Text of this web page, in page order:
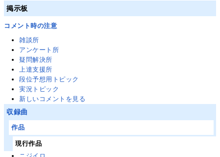
掲示板
コメント時の注意
雑談所
アンケート所
疑問解決所
上達支援所
段位予想用トピック
実況トピック
新しいコメントを見る
収録曲
作品
現行作品